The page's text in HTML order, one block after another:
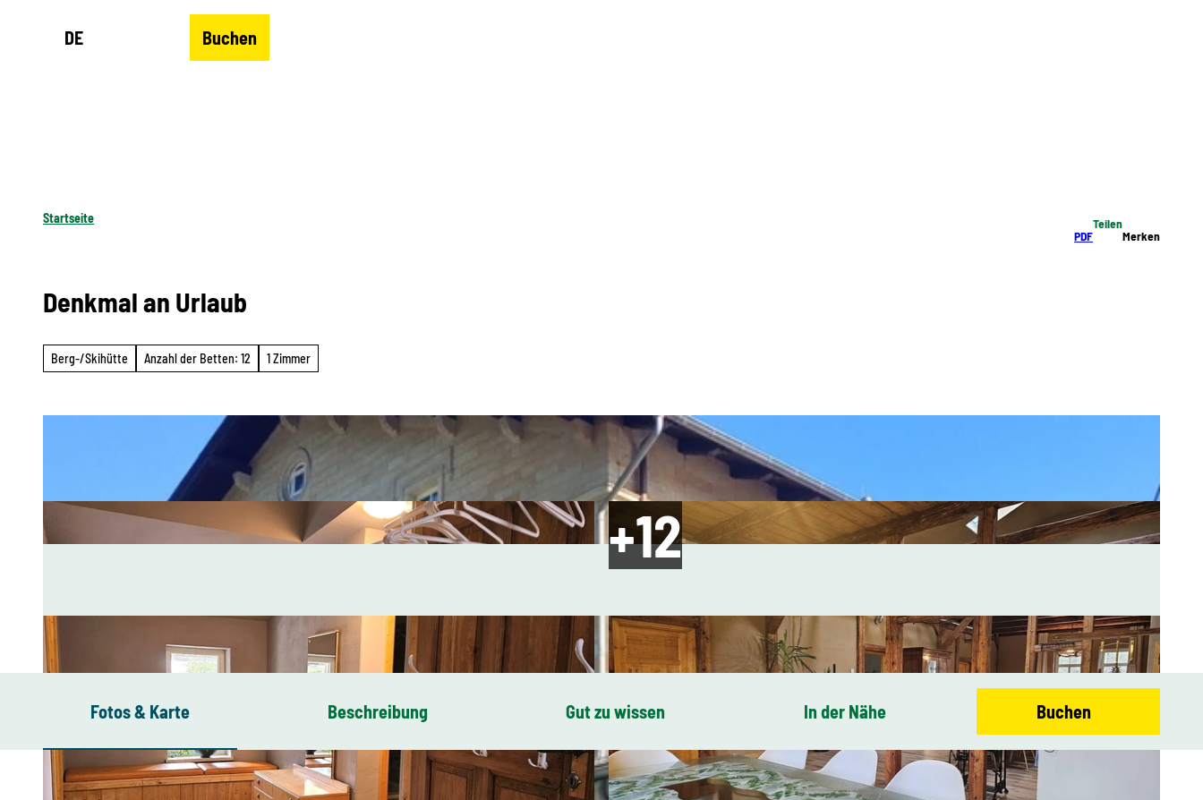
DE Buchen
Startseite
PDF
Teilen
Merken
Denkmal an Urlaub
Berg-/Skihütte Anzahl der Betten: 12 1 Zimmer
Fotos & Karte Beschreibung Gut zu wissen In der Nähe Buchen